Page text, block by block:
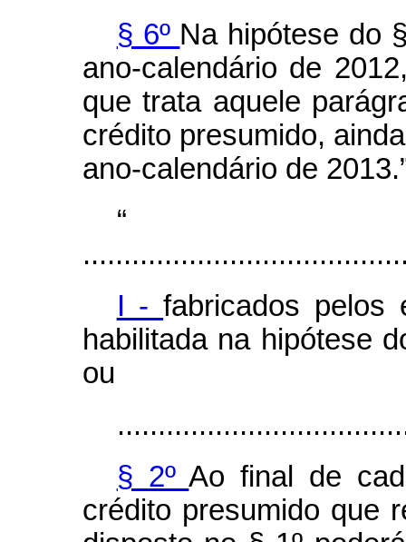
§ 6º Na hipótese do
ano-calendário de
que trata aquele
crédito presumido,
ano-calendário de
I -fabricados pelos
habilitada na hipótese
ou
§ 2ºAo final de
crédito presumido que